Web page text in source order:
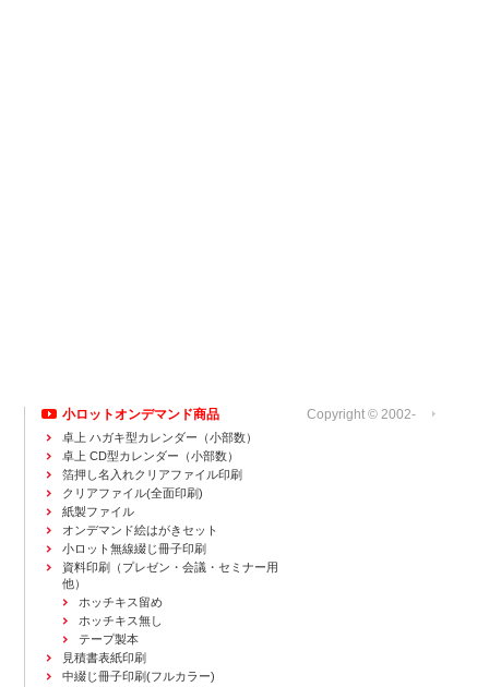
小ロットオンデマンド商品
卓上 ハガキ型カレンダー（小部数）
卓上 CD型カレンダー（小部数）
箔押し名入れクリアファイル印刷
クリアファイル(全面印刷)
紙製ファイル
オンデマンド絵はがきセット
小ロット無線綴じ冊子印刷
資料印刷
（プレゼン・会議・セミナー用
他）
ホッチキス留め
ホッチキス無し
テープ製本
見積書表紙印刷
中綴じ冊子印刷(フルカラー)
Copyright © 2002-